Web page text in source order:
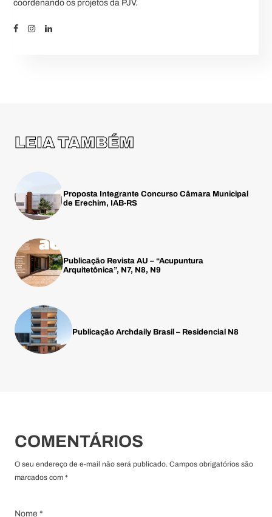
coordenando os projetos da PJV.
LEIA TAMBÉM
Proposta Integrante Concurso Câmara Municipal
de Erechim, IAB-RS
Publicação Revista AU – “Acupuntura
Arquitetônica”, N7, N8, N9
Publicação Archdaily Brasil – Residencial N8
COMENTÁRIOS
O seu endereço de e-mail não será publicado. Campos obrigatórios são
marcados com *